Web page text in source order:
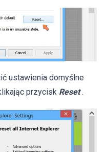
ustawienia domyślne
przycisk Reset .